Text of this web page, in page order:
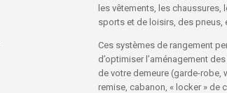
les vêtements, les chaussures,
sports et de loisirs, des pneus,
Ces systèmes de rangement
d’optimiser l’aménagement
de votre demeure (garde-robe,
remise, cabanon, « locker » de